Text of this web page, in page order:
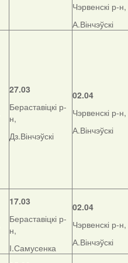
Чэрвенскі р-н,
А.Вінчэўскі
27.03
Бераставіцкі р-
н,
Дз.Вінчэўскі
02.04
Чэрвенскі р-н,
А.Вінчэўскі
17.03
Бераставіцкі р-
н,
І.Самусенка
02.04
Чэрвенскі р-н,
А.Вінчэўскі